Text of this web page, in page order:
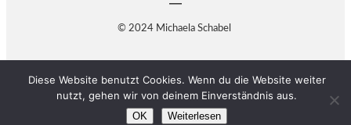
© 2024 Michaela Schabel
Diese Website benutzt Cookies. Wenn du die Website weiter
nutzt, gehen wir von deinem Einverständnis aus.
OK Weiterlesen